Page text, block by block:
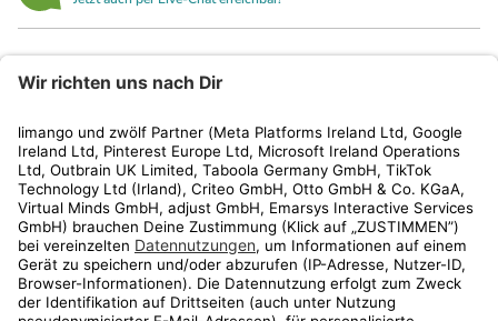
Kundenservice
Shop
Aktionen
Travel